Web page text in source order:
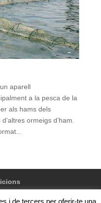
aparell
a la pesca de la
als hams dels
ormeigs d’ham.